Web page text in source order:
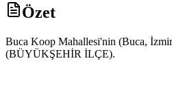
Özet
Buca Koop Mahallesi'nin (Buca,
(BÜYÜKŞEHİR İLÇE).